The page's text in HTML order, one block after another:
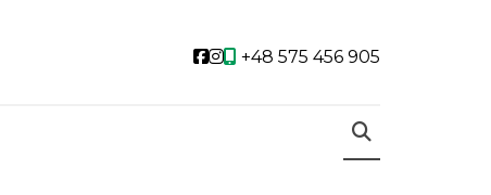
Social link
Social link
+48 575 456 905